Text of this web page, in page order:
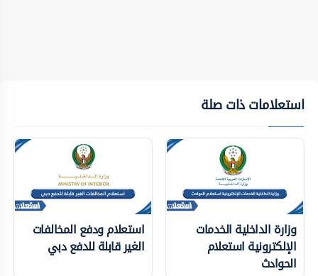
استعلامات ذات صلة
وزارة الداخلية الخدمات
الإلكترونية استعلام
الحوادث
استعلام ودفع المخالفات
الغير قابلة للدفع دبي